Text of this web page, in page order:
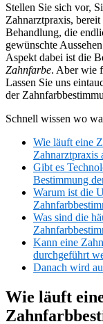
Stellen Sie sich vor,
Zahnarztpraxis,
Behandlung, die
gewünschte
Aspekt dabei ist die
Zahnfarbe. Aber wie
Lassen Sie uns
der
Schnell wissen wo
Wie läuft eine
Zahnarztpraxis
Gibt es
Bestimmung
Warum ist die
Was sind die
Kann eine
durchgeführt
Danach wird
Wie läuft